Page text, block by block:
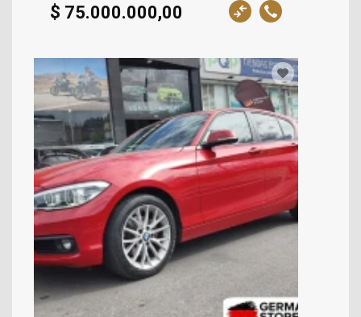
$ 75.000.000,00